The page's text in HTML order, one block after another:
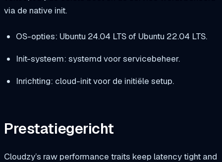
via de native init.
OS-opties: Ubuntu 24.04 LTS of Ubuntu 22.04 LTS.
Init-systeem: systemd voor servicebeheer.
Inrichting: cloud-init voor de initiële setup.
Prestatiegericht
Cloudzy’s raw performance traits keep latency tight and